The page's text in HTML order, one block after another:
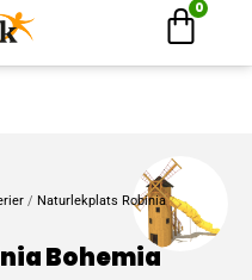
0
/ Naturlekplats Robinia
Bohemia